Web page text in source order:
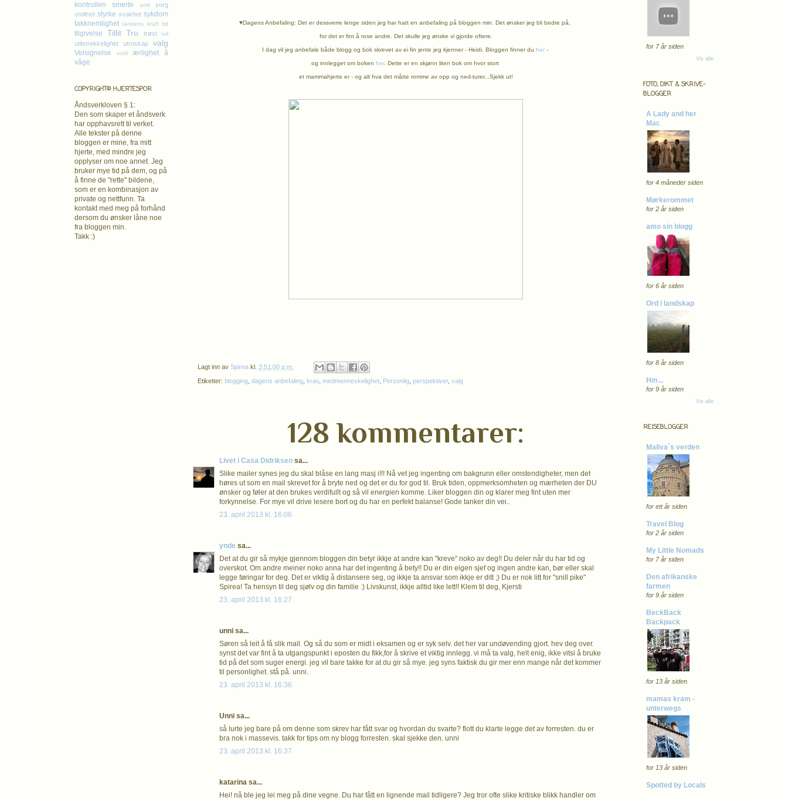
♥Dagens Anbefaling: Det er dessverre lenge siden jeg har hatt en anbefaling på bloggen min. Det ønsker jeg bli bedre på,
for det er fint å rose andre. Det skulle jeg ønske vi gjorde oftere.
I dag vil jeg anbefale både blogg og bok skrevet av ei fin jente jeg kjenner - Heidi. Bloggen finner du her-
og innlegget om boken her. Dette er en skjønn liten bok om hvor stort
et mammahjerte er - og alt hva det måtte romme av opp og ned-turer...Sjekk ut!
Lagt inn av Spirea kl. 3:51:00 p.m.
Etiketter: blogging dagens anbefaling krav, medmenneskelighet Personlig perspektiver, valg
128 kommentarer:
Livet i Casa Didriksen sa...
Slike mailer synes jeg du skal blåse en lang masj i!!! Nå vet jeg ingenting om bakgrunn eller omstendigheter, men det
høres ut som en mail skrevet for å bryte ned og det er du for god til. Bruk tiden, oppmerksomheten og mærheten der DU
ønsker og føler at den brukes verdifullt og så vil energien komme. Liker bloggen din og klarer meg fint uten mer
forkynnelse. For mye vil drive lesere bort og du har en perfekt balanse! Gode tanker din vei..
23. april 2013 kl. 16:06
ynde sa...
Det at du gir så mykje gjennom bloggen din betyr ikkje at andre kan "kreve" noko av deg!! Du deler når du har tid og
overskot. Om andre meiner noko anna har det ingenting å bety!! Du er din eigen sjef og ingen andre kan, bør eller skal
legge føringar for deg. Det er viktig å distansere seg, og ikkje ta ansvar som ikkje er ditt ;) Du er nok litt for "snill pike"
Spirea! Ta hensyn til deg sjølv og din familie :) Livskunst, ikkje alltid like lett!! Klem til deg, Kjersti
23. april 2013 kl. 16:27
unni sa...
Søren så leit å få slik mail. Og så du som er midt i eksamen og er syk selv. det her var undøvending gjort. hev deg over.
synst det var fint å ta utgangspunkt i eposten du fikk,for å skrive et viktig innlegg. vi må ta valg, helt enig, ikke vitsi å bruke
tid på det som suger energi. jeg vil bare takke for at du gir så mye. jeg syns faktisk du gir mer enn mange når det kommer
til personlighet. stå på. unni.
23. april 2013 kl. 16:36
Unni sa...
så lurte jeg bare på om denne som skrev har fått svar og hvordan du svarte? flott du klarte legge det av forresten. du er
bra nok i massevis. takk for tips om ny blogg forresten. skal sjekke den. unni
23. april 2013 kl. 16:37
katarina sa...
Hei! nå ble jeg lei meg på dine vegne. Du har fått en lignende mail tidligere? Jeg tror ofte slike kritiske blikk handler om
kontrollen
smerte smil
sorg
stolthet styrke svakhet sykdom
takknemlighet tankens kraft tid
tilgivelse Tillit Tro trøst tvil
utilstrekkelighet utroskap valg
Velsignelse vold ærlighet
å
våge
COPYRIGHT© HJERTESPOR
Åndsverkloven § 1:
Den som skaper et åndsverk
har opphavsretttil verket.
Alle tekster på denne
bloggen er mine, fra mitt
hjerte, med mindre jeg
opplyser om noe annet. Jeg
bruker mye tid på dem, og på
å finne de "rette" bildene,
som er en kombinasjon av
private og nettfunn. Ta
kontakt med meg på forhånd
dersom du ønsker låne noe
fra bloggen min.
Takk :)
for 7 år siden
Vis alle
FOTO, DIKT & SKRIVE-
BLOGGER
A Lady and her
Mac
for 4 måneder siden
Mørkerommet
for 2 år siden
amo sin blogg
for 6 år siden
Ord i landskap
for 8 år siden
Hm...
for 9 år siden
Vis alle
REISEBLOGGER
Maliva`s verden
for ett år siden
Travel Blog
for 2 år siden
My Little Nomads
for 7 år siden
Den afrikanske
farmen
for 9 år siden
BeckBack
Backpack
for 13 år siden
mamas kram -
unterwegs
for 13 år siden
Spotted by Locals